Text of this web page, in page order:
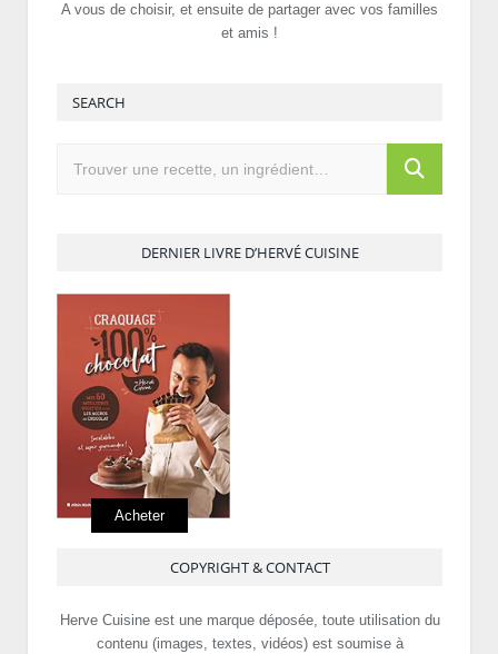
A vous de choisir, et ensuite de partager avec vos familles
et amis !
SEARCH
DERNIER LIVRE D’HERVÉ CUISINE
Acheter
COPYRIGHT & CONTACT
Herve Cuisine est une marque déposée, toute utilisation du
contenu (images, textes, vidéos) est soumise à